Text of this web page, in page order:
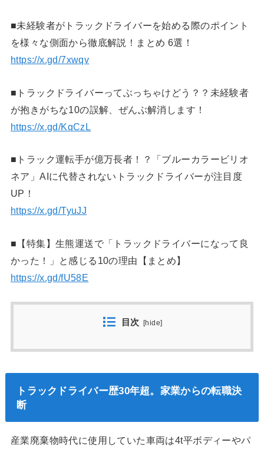
■未経験者がトラックドライバーを始める際のポイント
を様々な側面から徹底解説！まとめ 6選！
https://x.gd/7xwqv
■トラックドライバーってぶっちゃけどう？？未経験者
が抱きがちな10の誤解、ぜんぶ解消します！
https://x.gd/KqCzL
■トラック運転手が億万長者！？「ブルーカラービリオ
ネア」AIに代替されないトラックドライバーが注目度
UP！
https://x.gd/TyuJJ
■【特集】生熊運送で「トラックドライバーになって良
かった！」と感じる10の理由【まとめ】
https://x.gd/fU58E
目次 [hide]
トラックドライバー歴30年超。家業からの転職決
断
産業廃棄物時代に使用していた車両は4t平ボディーやパ